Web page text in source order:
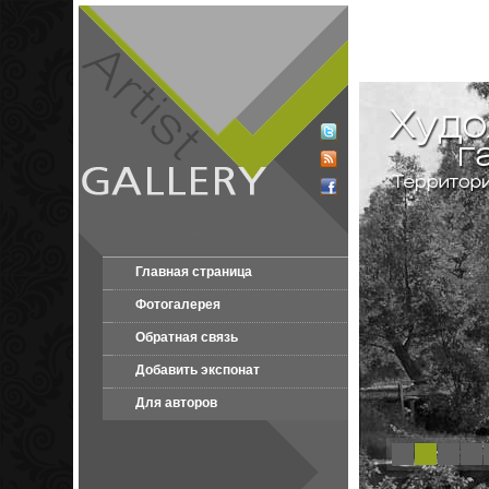
Главная страница
Фотогалерея
Обратная связь
Добавить экспонат
Для авторов